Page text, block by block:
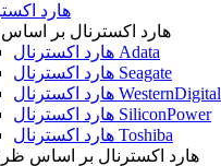
هارد
هارد اکسترنال بر اساس
هارد اکسترنال Adata
هارد اکسترنال Seagate
هارد اکسترنال WesternDigital
هارد اکسترنال SiliconPower
هارد اکسترنال Toshiba
هارد اکسترنال بر اساس